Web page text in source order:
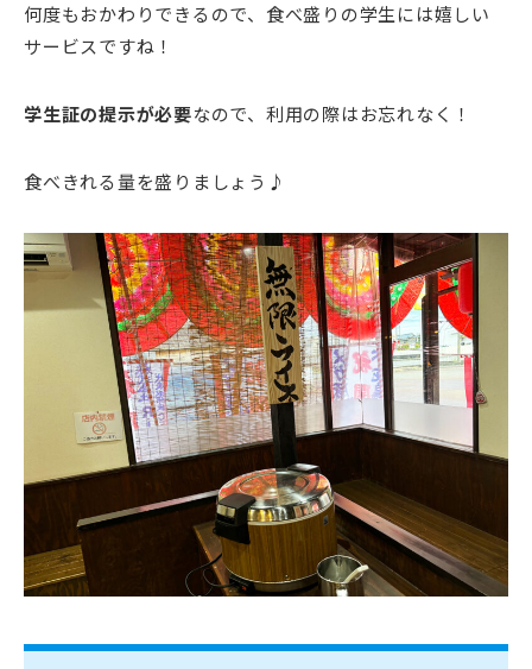
何度もおかわりできるので、食べ盛りの学生には嬉しい
サービスですね！
学生証の提示が必要なので、利用の際はお忘れなく！
食べきれる量を盛りましょう♪